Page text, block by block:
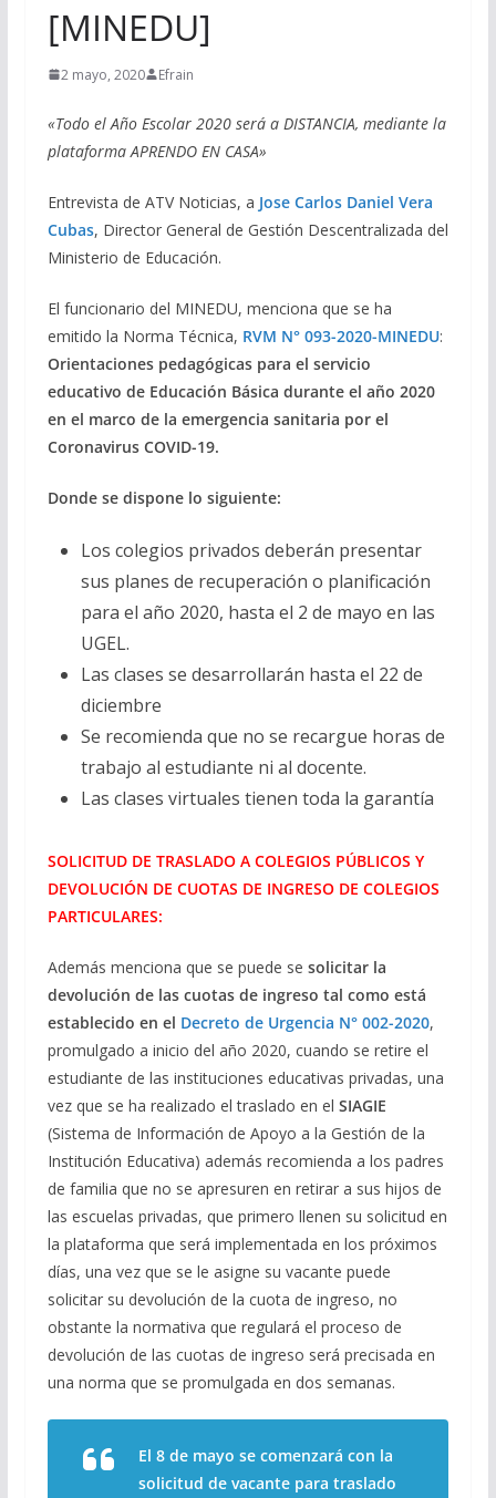
[MINEDU]
2 mayo, 2020 Efrain
«Todo el Año Escolar 2020 será a DISTANCIA, mediante la
plataforma APRENDO EN CASA»
Entrevista de ATV Noticias, a Jose Carlos Daniel Vera
Cubas, Director General de Gestión Descentralizada del
Ministerio de Educación.
El funcionario del MINEDU, menciona que se ha
emitido la Norma Técnica, RVM N° 093-2020-MINEDU:
Orientaciones pedagógicas para el servicio
educativo de Educación Básica durante el año 2020
en el marco de la emergencia sanitaria por el
Coronavirus COVID-19.
Donde se dispone lo siguiente:
Los colegios privados deberán presentar
sus planes de recuperación o planificación
para el año 2020, hasta el 2 de mayo en las
UGEL.
Las clases se desarrollarán hasta el 22 de
diciembre
Se recomienda que no se recargue horas de
trabajo al estudiante ni al docente.
Las clases virtuales tienen toda la garantía
SOLICITUD DE TRASLADO A COLEGIOS PÚBLICOS Y
DEVOLUCIÓN DE CUOTAS DE INGRESO DE COLEGIOS
PARTICULARES:
Además menciona que se puede se solicitar la
devolución de las cuotas de ingreso tal como está
establecido en el Decreto de Urgencia N° 002-2020,
promulgado a inicio del año 2020, cuando se retire el
estudiante de las instituciones educativas privadas, una
vez que se ha realizado el traslado en el SIAGIE
(Sistema de Información de Apoyo a la Gestión de la
Institución Educativa) además recomienda a los padres
de familia que no se apresuren en retirar a sus hijos de
las escuelas privadas, que primero llenen su solicitud en
la plataforma que será implementada en los próximos
días, una vez que se le asigne su vacante puede
solicitar su devolución de la cuota de ingreso, no
obstante la normativa que regulará el proceso de
devolución de las cuotas de ingreso será precisada en
una norma que se promulgada en dos semanas.
El 8 de mayo se comenzará con la
solicitud de vacante para traslado